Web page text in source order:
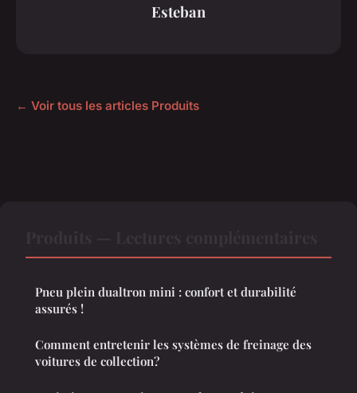
Esteban
← Voir tous les articles Produits
Pneu plein dualtron mini : confort et durabilité
assurés !
Comment entretenir les systèmes de freinage des
voitures de collection?